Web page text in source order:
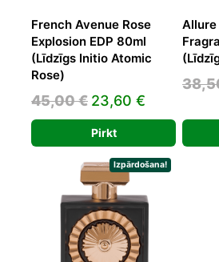
French Avenue Rose
Explosion EDP 80ml
(Līdzīgs Initio Atomic
Rose)
45,00€ Original
price
was:
45,00 €.
23,60 €
price
is:
23,60 €.
Pirkt
Izpārdošana!